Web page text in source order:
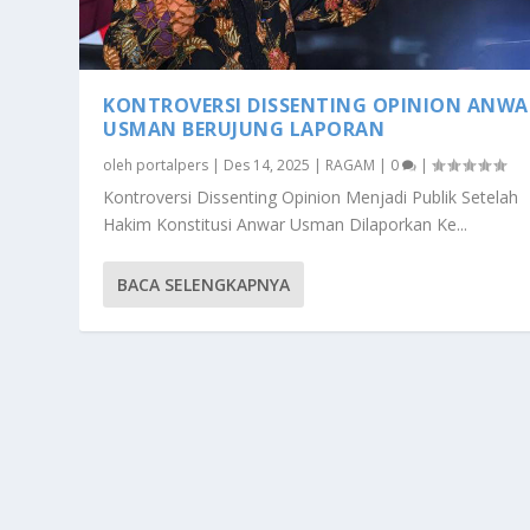
KONTROVERSI DISSENTING OPINION
USMAN BERUJUNG LAPORAN
oleh portalpers | Des 14, 2025 | RAGAM | 0 |
Kontroversi Dissenting Opinion Menjadi Publik Setelah
Hakim Konstitusi Anwar Usman Dilaporkan Ke...
BACA SELENGKAPNYA